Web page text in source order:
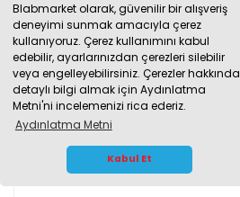
Blabmarket olarak, güvenilir bir alışveriş
deneyimi sunmak amacıyla çerez
kullanıyoruz. Çerez kullanımını kabul
edebilir, ayarlarınızdan çerezleri silebilir
veya engelleyebilirsiniz. Çerezler hakkında
detaylı bilgi almak için Aydınlatma
Metni'ni incelemenizi rica ederiz.
Aydınlatma Metni
Kabul Et
3.760,56 TL
WHATSAPP İLETİŞİM